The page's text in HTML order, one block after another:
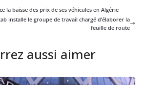
la baisse des prix de ses véhicules en Algérie
installe le groupe de travail chargé d’élaborer la
feuille de route
aussi aimer